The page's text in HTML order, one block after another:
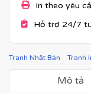
In theo yêu
Hỗ trợ 24/7
Tranh Nhật Bản Tranh
Mô tả